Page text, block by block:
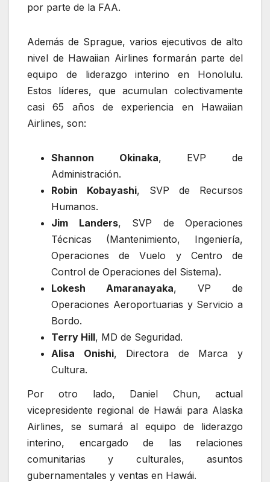
por parte de la FAA.
Además de Sprague, varios ejecutivos de alto
nivel de Hawaiian Airlines formarán parte del
equipo de liderazgo interino en Honolulu.
Estos líderes, que acumulan colectivamente
casi 65 años de experiencia en Hawaiian
Airlines, son:
Shannon Okinaka, EVP de
Administración.
Robin Kobayashi, SVP de Recursos
Humanos.
Jim Landers, SVP de Operaciones
Técnicas (Mantenimiento, Ingeniería,
Operaciones de Vuelo y Centro de
Control de Operaciones del Sistema).
Lokesh Amaranayaka, VP de
Operaciones Aeroportuarias y Servicio a
Bordo.
Terry Hill, MD de Seguridad.
Alisa Onishi, Directora de Marca y
Cultura.
Por otro lado, Daniel Chun, actual
vicepresidente regional de Hawái para Alaska
Airlines, se sumará al equipo de liderazgo
interino, encargado de las relaciones
comunitarias y culturales, asuntos
gubernamentales y ventas en Hawái.